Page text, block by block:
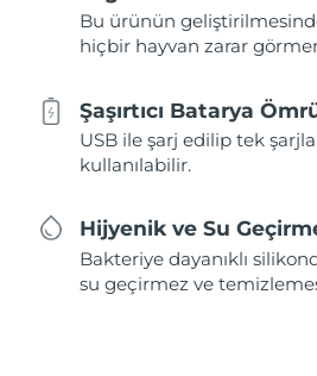
Bu ürünün
hiçbir hayvan zarar
Şaşırtıcı Batarya
USB ile şarj edilip tek
kullanılabilir.
Hijyenik ve Su
Bakteriye dayanıklı
su geçirmez ve